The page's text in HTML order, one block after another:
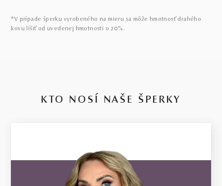
*V prípade šperku vyrobeného na mieru sa môže hmotnosť drahého
kovu líšiť od uvedenej hmotnosti o 20%.
KTO NOSÍ NAŠE ŠPERKY